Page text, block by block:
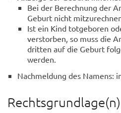
Bei der Berechnung der
Geburt nicht
Ist ein Kind totgeboren
verstorben, so muss die
dritten auf die Geburt
werden.
Nachmeldung des Namens:
Rechtsgrundlage(n)